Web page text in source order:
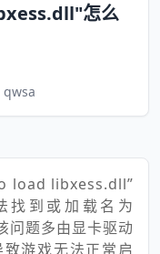
怎么
qwsa
load libxess.dll”
找到或加载名为
问题多由显卡驱动
游戏无法正常启